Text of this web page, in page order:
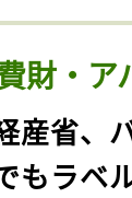
財・ア
産省、
もラベ